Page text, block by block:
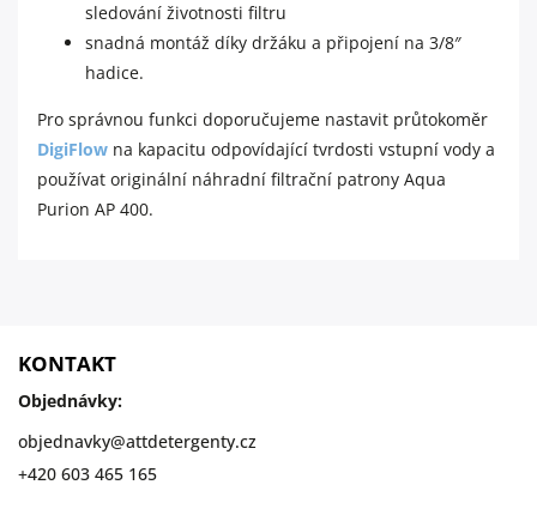
sledování životnosti filtru
snadná montáž díky držáku a připojení na 3/8″
hadice.
Pro správnou funkci doporučujeme nastavit průtokoměr
DigiFlow na kapacitu odpovídající tvrdosti vstupní vody a
používat originální náhradní filtrační patrony Aqua
Purion AP 400.
KONTAKT
Objednávky:
objednavky@attdetergenty.cz
+420 603 465 165